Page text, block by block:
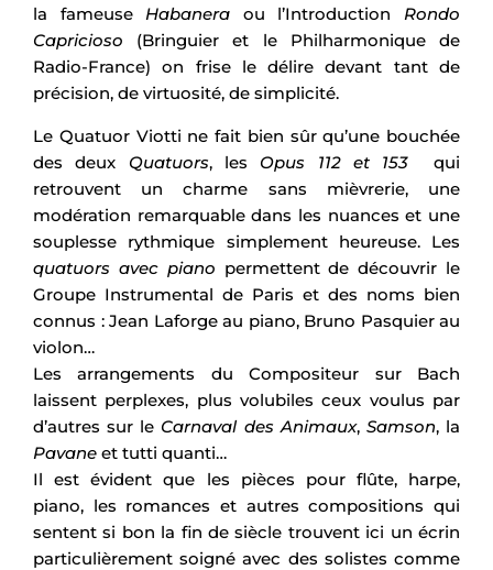
la fameuseHabanera ou l’IntroductionRondo
Capricioso (Bringuier et le Philharmonique de
Radio-France) on frise le délire devant tant de
précision, de virtuosité, de simplicité.
Le Quatuor Viotti ne fait bien sûr qu’une bouchée
des deux Quatuors, les Opus 112 et 153
qui
retrouvent un charme sans mièvrerie, une
modération remarquable dans les nuances et une
souplesse rythmique simplement heureuse. Les
quatuors avec piano permettent de découvrir le
Groupe Instrumental de Paris et des noms bien
connus : Jean Laforge au piano, Bruno Pasquier au
violon…
Les arrangements du Compositeur sur Bach
laissent perplexes, plus volubiles ceux voulus par
d’autres sur le Carnaval des Animaux, Samson, la
Pavane et tutti quanti…
Il est évident que les pièces pour flûte, harpe,
piano, les romances et autres compositions qui
sentent si bon la fin de siècle trouvent ici un écrin
particulièrement soigné avec des solistes comme